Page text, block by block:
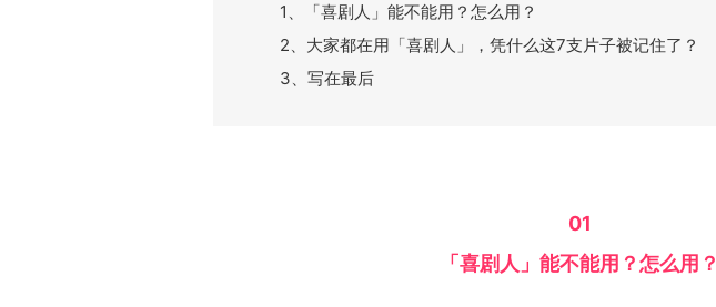
1、
「喜剧人」能不能用？怎么用？
2、大家都在用「喜剧人」，凭什么这7支片子被记住了？
3、写在最后
01
「喜剧人」能不能用？怎么用？